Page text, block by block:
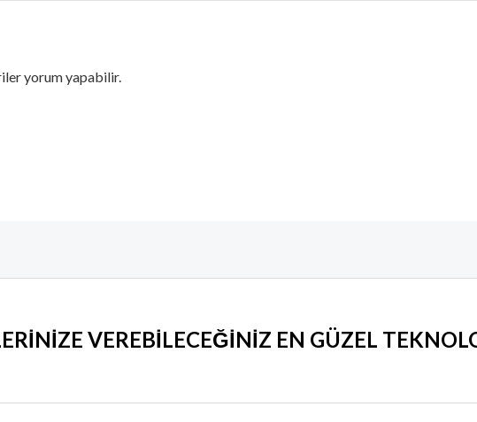
yorum yapabilir.
VEREBİLECEĞİNİZ EN GÜZEL